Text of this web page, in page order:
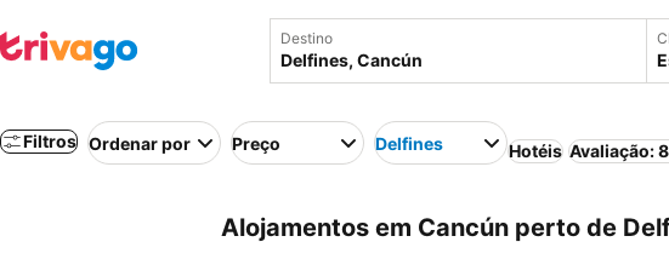
Destino
Filtros Ordenar por Preço Delfines Hotéis Avaliação:
Alojamentos em Cancún perto de